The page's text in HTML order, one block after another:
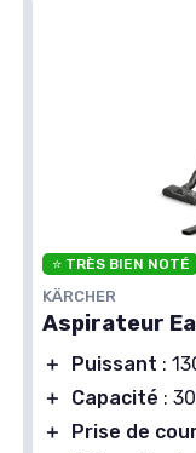
⭐ TRÈS BIEN NOTÉ
KÄRCHER
Aspirateur
＋ Puissant :
＋
Capacité : 30 l
＋
Prise de